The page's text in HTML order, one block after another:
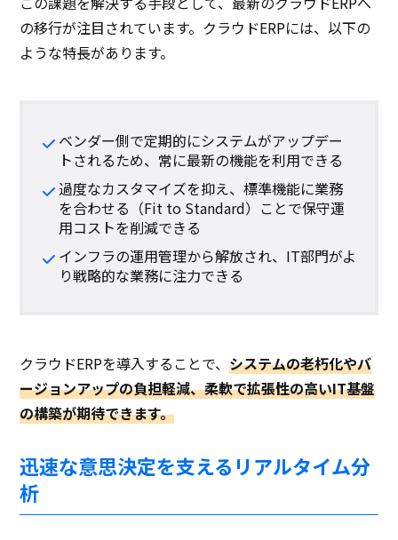
の移行が注目されています。クラウドERPには、以下の
ような特長があります。
ベンダー側で定期的にシステムがアップデー
トされるため、常に最新の機能を利用できる
過度なカスタマイズを抑え、標準機能に業務
を合わせる（Fit to Standard）ことで保守運
用コストを削減できる
インフラの運用管理から解放され、IT部門がよ
り戦略的な業務に注力できる
クラウドERPを導入することで、システムの老朽化やバ
ージョンアップの負担軽減、柔軟で拡張性の高いIT基盤
の構築が期待できます。
迅速な意思決定を支えるリアルタイム分
析